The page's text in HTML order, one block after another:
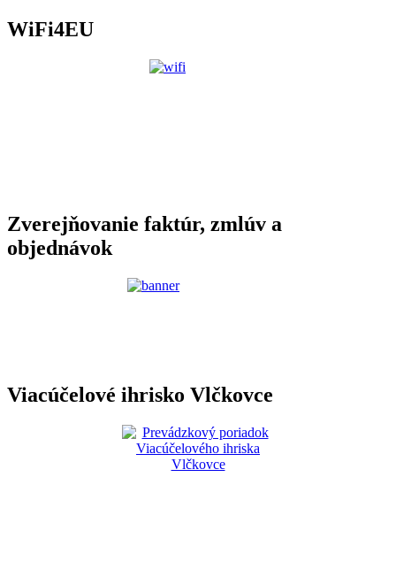
WiFi4EU
Zverejňovanie faktúr, zmlúv a
objednávok
Viacúčelové ihrisko Vlčkovce